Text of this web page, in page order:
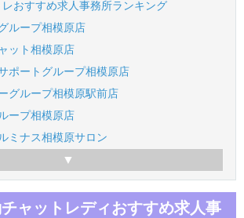
おすすめ求人事務所ランキング
ループ相模原店
ット相模原店
ポートグループ相模原店
グループ相模原駅前店
ープ相模原店
ミナス相模原サロン
ャットレディおすすめ求人事